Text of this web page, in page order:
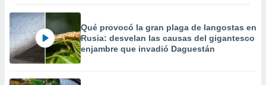
de
uso de
con el
Qué provocó la gran plaga de langostas en
Rusia: desvelan las causas del gigantesco
enjambre que invadió Daguestán